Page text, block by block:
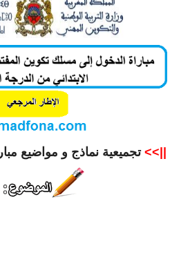
||>>تجميعية نماذج و مواضيع